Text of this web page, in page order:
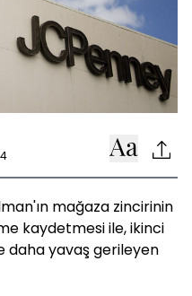
mağaza zincirinin
kaydetmesi ile, ikinci
daha yavaş gerileyen